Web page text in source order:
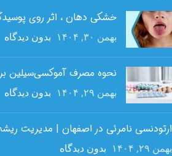
خشکی دهان ، اثر روی
بهمن ۳۰, ۱۴۰۴ بدون دیدگاه
نحوه مصرف آموکسی‌سیلین
بهمن ۲۹, ۱۴۰۴ بدون دیدگاه
ارتودنسی نامرئی در اصفهان | مدیریت
بهمن ۲۹, ۱۴۰۴ بدون دیدگاه